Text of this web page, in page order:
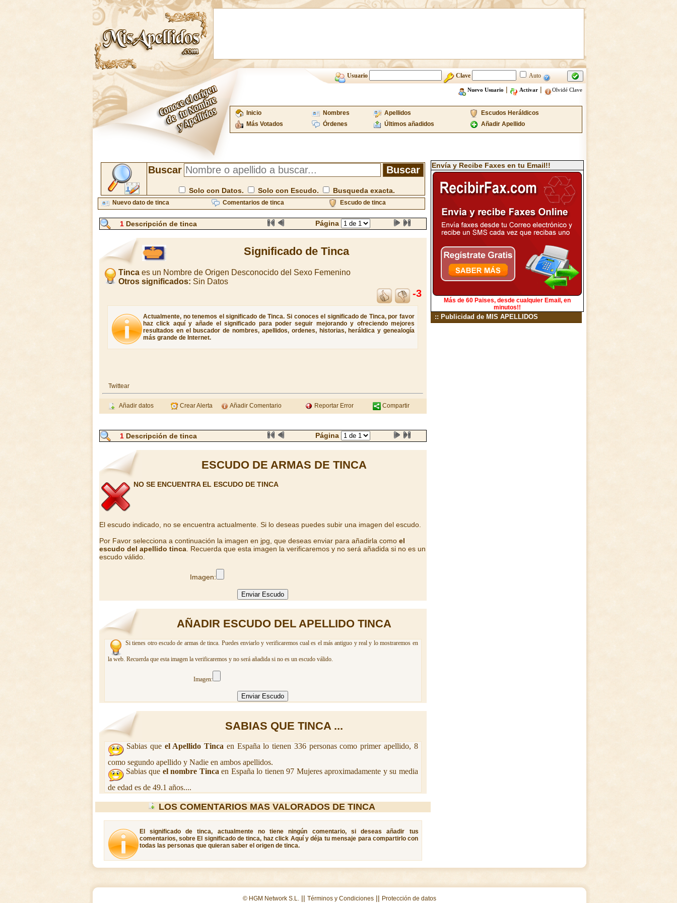
Usuario Clave Auto
Nuevo Usuario | Activar| Olvidé Clave
Inicio Nombres Apellidos
Escudos Heráldicos
Más Votados
Órdenes Últimos añadidos Añadir Apellido
Buscar
Solo con Datos. Solo con Escudo. Busqueda exacta.
Nuevo dato de tinca Comentarios de tinca Escudo de tinca
1Descripción de tinca Página
Significado de Tinca
Tinca es un Nombre de Origen Desconocido del Sexo Femenino
Otros significados: Sin Datos
-3
Actualmente, no tenemos el significado de Tinca. Si conoces el significado de Tinca, por favor
haz click aquí y añade el significado para poder seguir mejorando y ofreciendo mejores
resultados en el buscador de nombres, apellidos, ordenes, historias, heráldica y genealogía
más grande de Internet.
Twittear
Añadir datos Crear Alerta Añadir Comentario Reportar Error Compartir
1Descripción de tinca Página
ESCUDO DE ARMAS DE TINCA
NO SE ENCUENTRA EL ESCUDO DE TINCA
El escudo indicado, no se encuentra actualmente. Si lo deseas puedes subir una imagen del escudo.
Por Favor selecciona a continuación la imagen en jpg, que deseas enviar para añadirla como el
escudo del apellido tinca. Recuerda que esta imagen la verificaremos y no será añadida si no es un
escudo válido.
Imagen:
AÑADIR ESCUDO DEL APELLIDO TINCA
Si tienes otro escudo de armas de tinca. Puedes enviarlo y verificaremos cual es el más antiguo y real y lo mostraremos en
la web. Recuerda que esta imagen la verificaremos y no será añadida si no es un escudo válido.
Imagen:
SABIAS QUE TINCA ...
Sabias que el Apellido Tinca en España lo tienen 336 personas como primer apellido, 8
como segundo apellido y Nadie en ambos apellidos.
Sabias que el nombre Tinca en España lo tienen 97 Mujeres aproximadamente y su media
de edad es de 49.1 años....
LOS COMENTARIOS MAS VALORADOS DE TINCA
El significado de tinca, actualmente no tiene ningún comentario, si deseas añadir tus
comentarios, sobre El significado de tinca, haz click Aquí y déja tu mensaje para compartirlo con
todas las personas que quieran saber el origen de tinca.
Envía y Recibe Faxes en tu Email!!
Más de 60 Paises, desde cualquier Email, en
minutos!!
:: Publicidad de MIS APELLIDOS
© HGM Network S.L. || Términos y Condiciones|| Protección de datos